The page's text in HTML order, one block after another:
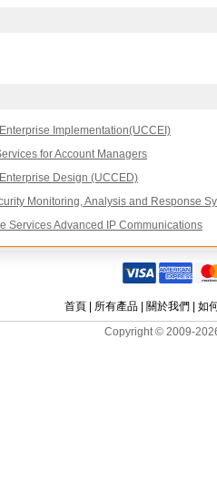
Implementation(UCCEI)
for Account Managers
Design (UCCED)
Monitoring, Analysis and Response
Services Advanced IP Communications
首頁 所有產品 關於我們
如
Copyright © 2009-